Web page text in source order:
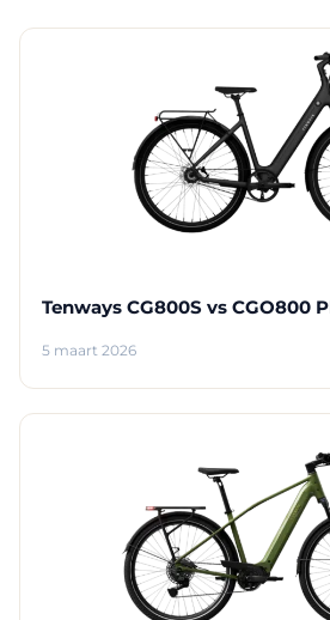
Tenways CG800S vs CGO800
5 maart 2026